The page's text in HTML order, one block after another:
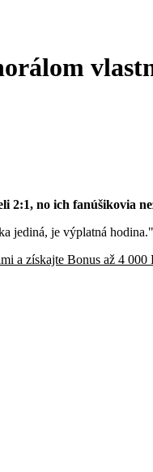
no ich fanúšikovia
jediná, je výplatná hodina."
a získajte Bonus až 4